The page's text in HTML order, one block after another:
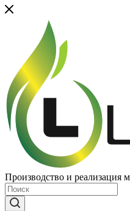
Производство и реализация